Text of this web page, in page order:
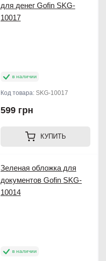
для денег Gofin SKG-
10017
в наличии
Код товара: SKG-10017
599 грн
КУПИТЬ
Зеленая обложка для
документов Gofin SKG-
10014
в наличии